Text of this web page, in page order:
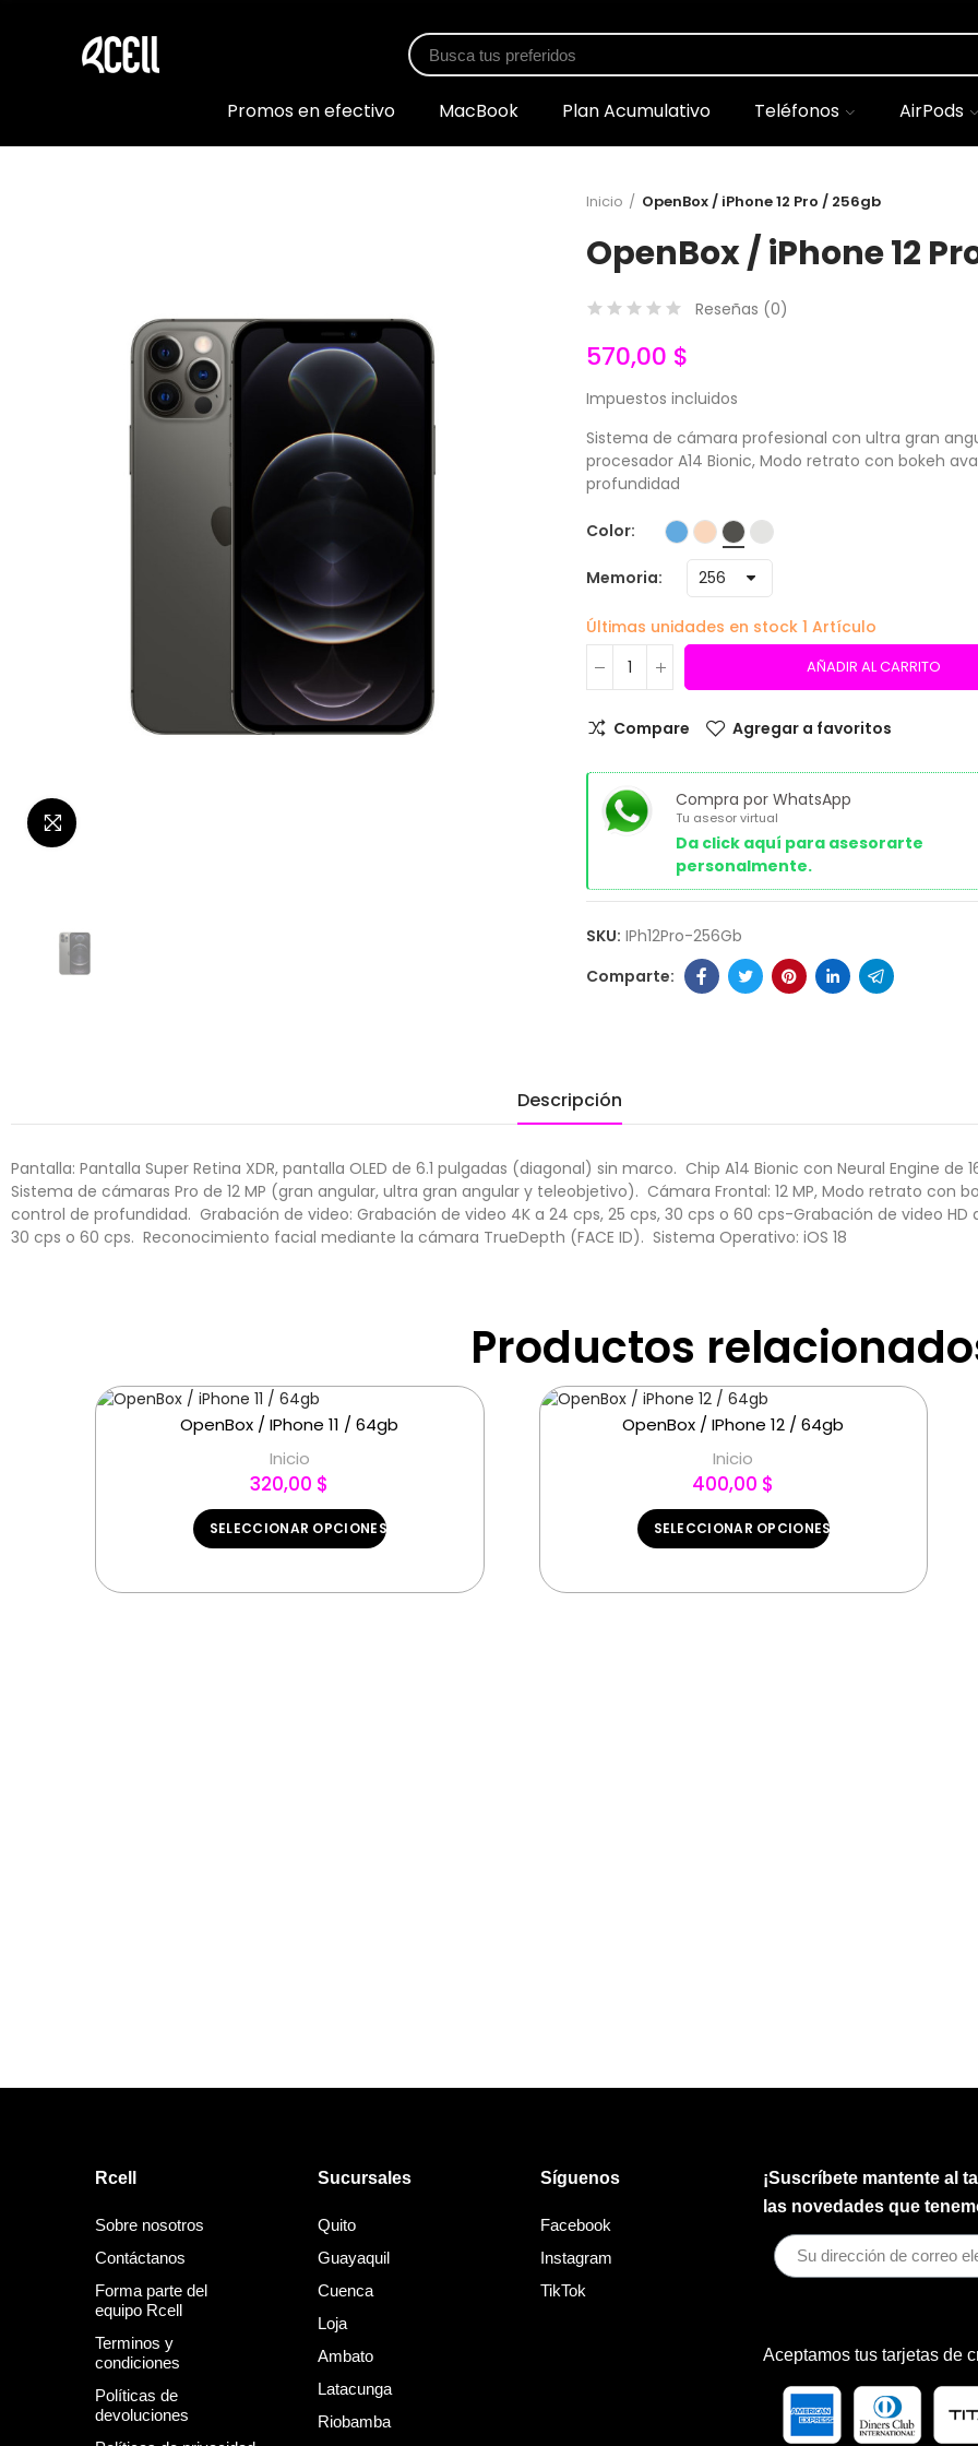
Promos en efectivo MacBook Plan Acumulativo Teléfonos AirPods
Inicio OpenBox / iPhone 12 Pro / 256gb
OpenBox / iPhone 12
Reseñas (0)
570,00 $
Impuestos incluidos
Sistema de cámara profesional con ultra gran
procesador A14 Bionic, Modo retrato con bokeh
profundidad
Color
Memoria
Últimas unidades en stock 1 Artículo
AÑADIR AL CARRITO
Compare Agregar a favoritos
Compra por WhatsApp
Tu asesor virtual
Da click aquí para asesorarte
personalmente.
SKU: IPh12Pro-256Gb
Descripción
Pantalla: Pantalla Super Retina XDR, pantalla OLED de 6.1 pulgadas (diagonal) sin marco.  Chip A14 Bionic con Neural Engine de
Sistema de cámaras Pro de 12 MP (gran angular, ultra gran angular y teleobjetivo).  Cámara Frontal: 12 MP, Modo retrato con
control de profundidad.  Grabación de video: Grabación de video 4K a 24 cps, 25 cps, 30 cps o 60 cps-Grabación de video HD
30 cps o 60 cps.  Reconocimiento facial mediante la cámara TrueDepth (FACE ID).  Sistema Operativo: iOS 18
Productos
OpenBox / IPhone 11 / 64gb
Inicio
320,00 $
SELECCIONAR OPCIONES
OpenBox / IPhone 12 / 64gb
Inicio
400,00 $
SELECCIONAR OPCIONES
Rcell
Sobre nosotros
Contáctanos
Forma parte del
equipo Rcell
Terminos y
condiciones
Políticas de
devoluciones
Sucursales
Quito
Guayaquil
Cuenca
Loja
Ambato
Latacunga
Riobamba
Síguenos
Facebook
Instagram
TikTok
¡Suscríbete mantente al
las novedades que
Aceptamos tus tarjetas de